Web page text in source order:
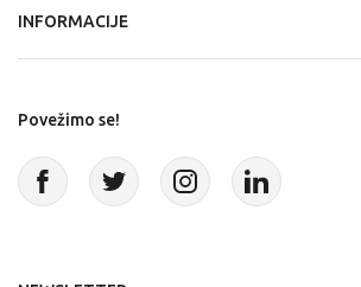
INFORMACIJE
Povežimo se!